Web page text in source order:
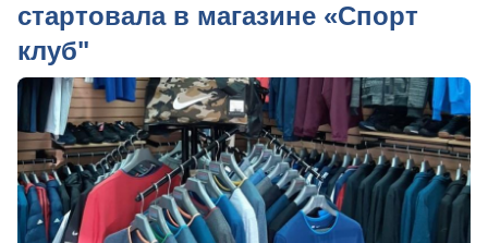
стартовала в магазине «Спорт
клуб"